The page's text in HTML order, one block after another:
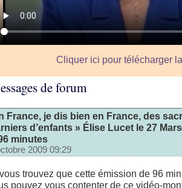
Cliquer ici pour télécharger
de forum
France, je dis bien en France, des
d’enfants » Élise Lucet le 27
minutes
2009 09:29
trouvez que cette émission de 96
pouvez vous contenter de ce vidéo-